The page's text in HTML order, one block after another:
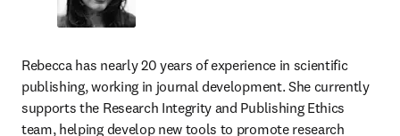
Rebecca has nearly 20 years of experience in scientific
publishing, working in journal development. She currently
supports the Research Integrity and Publishing Ethics
team, helping develop new tools to promote research